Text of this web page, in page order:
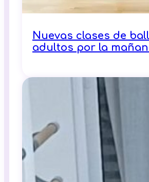
Nuevas clases de
adultos por la